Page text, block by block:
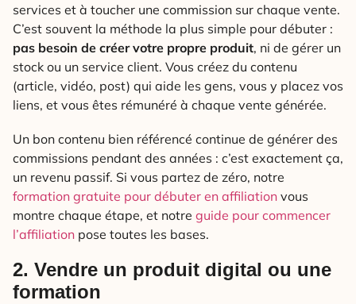
services et à toucher une commission sur chaque vente.
C’est souvent la méthode la plus simple pour débuter :
pas besoin de créer votre propre produit, ni de gérer un
stock ou un service client. Vous créez du contenu
(article, vidéo, post) qui aide les gens, vous y placez vos
liens, et vous êtes rémunéré à chaque vente générée.
Un bon contenu bien référencé continue de générer des
commissions pendant des années : c’est exactement ça,
un revenu passif. Si vous partez de zéro, notre
formation gratuite pour débuter en affiliation vous
montre chaque étape, et notre guide pour commencer
l’affiliation pose toutes les bases.
2. Vendre un produit digital ou une
formation